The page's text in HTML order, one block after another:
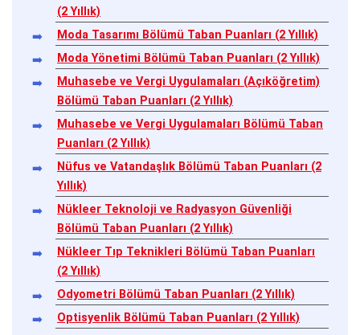
(2 Yıllık)
Moda Tasarımı Bölümü Taban Puanları (2 Yıllık)
Moda Yönetimi Bölümü Taban Puanları (2 Yıllık)
Muhasebe ve Vergi Uygulamaları (Açıköğretim)
Bölümü Taban Puanları (2 Yıllık)
Muhasebe ve Vergi Uygulamaları Bölümü Taban
Puanları (2 Yıllık)
Nüfus ve Vatandaşlık Bölümü Taban Puanları (2
Yıllık)
Nükleer Teknoloji ve Radyasyon Güvenliği
Bölümü Taban Puanları (2 Yıllık)
Nükleer Tıp Teknikleri Bölümü Taban Puanları
(2 Yıllık)
Odyometri Bölümü Taban Puanları (2 Yıllık)
Optisyenlik Bölümü Taban Puanları (2 Yıllık)